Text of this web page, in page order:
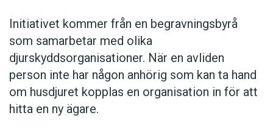
Initiativet kommer från en begravningsbyrå
som samarbetar med olika
djurskyddsorganisationer. När en avliden
person inte har någon anhörig som kan ta hand
om husdjuret kopplas en organisation in för att
hitta en ny ägare.